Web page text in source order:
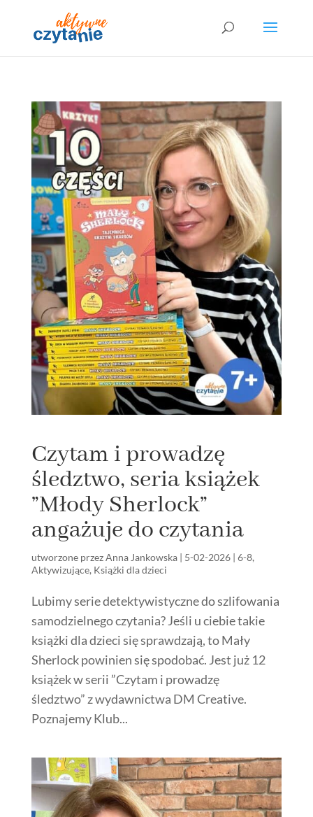
Czytam i prowadzę
śledztwo, seria książek
”Młody Sherlock”
angażuje do czytania
utworzone przezAnna Jankowska| 5-02-2026| 6-8,
Aktywizujące, Książki dla dzieci
Lubimy serie detektywistyczne do szlifowania
samodzielnego czytania? Jeśli u ciebie takie
książki dla dzieci się sprawdzają, to Mały
Sherlock powinien się spodobać. Jest już 12
książek w serii ”Czytam i prowadzę
śledztwo” z wydawnictwa DM Creative.
Poznajemy Klub...